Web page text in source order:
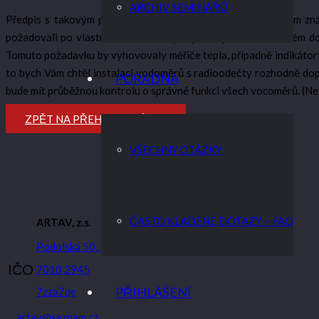
ARCHIV SEMINÁŘŮ
PORADNA
VŠECHNY OTÁZKY
ČASTO KLADENÉ DOTAZY – FAQ
PŘIHLÁŠENÍ
Předpis s takovým požadavkem v čR nebyl vydán a není nám
požadovali po vlastnících domů, aby nájemce jednotek ve
Tomuto požadavku by vyhovovaly měřiče tepla, případně
to bych Vám chtěl instalaci vodoměrů s radioodečty rozhodně
bude mít průběžnou kontrolu o správné funkci všech vocoměrů.
ZPĚT NA PŘEHLED OTÁZEK
ARTAV, z.s.
Podolská 50, 147 00 Praha 4
IČO 7010 2945
7zza7qe